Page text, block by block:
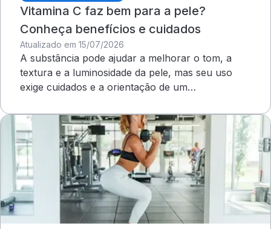
Vitamina C faz bem para a pele?
Conheça benefícios e cuidados
Atualizado em 15/07/2026
A substância pode ajudar a melhorar o tom, a
textura e a luminosidade da pele, mas seu uso
exige cuidados e a orientação de um